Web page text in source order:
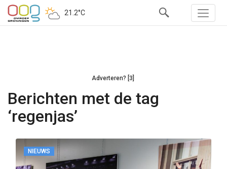
21.2°C
Adverteren? [3]
Berichten met de tag
‘regenjas’
NIEUWS